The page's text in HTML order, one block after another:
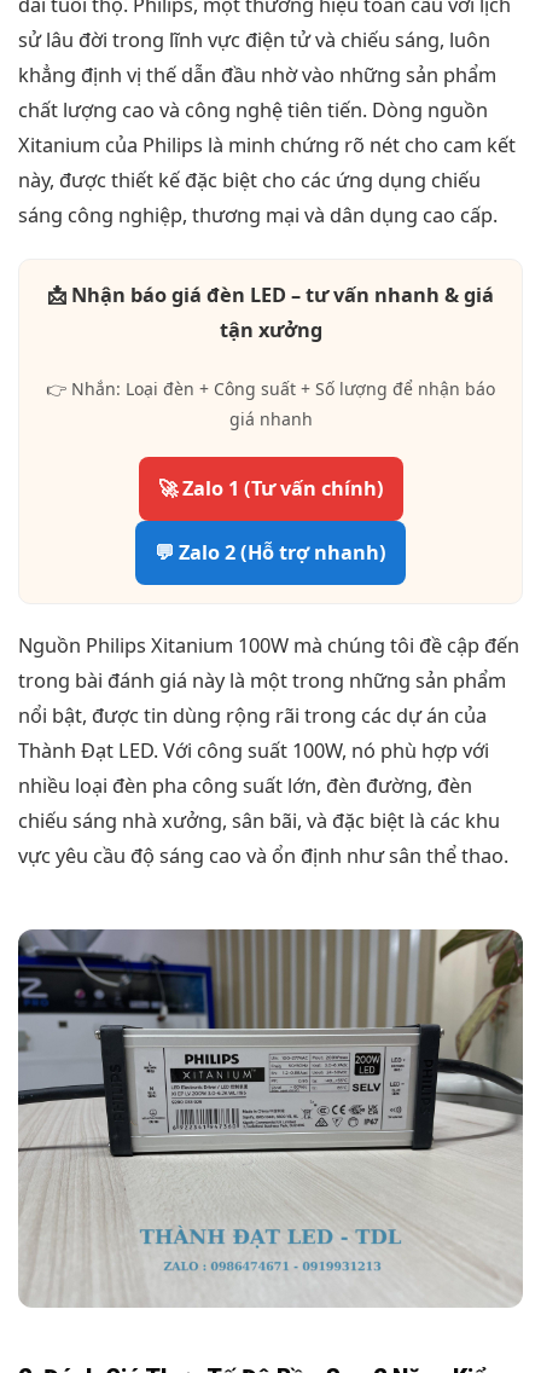
sử lâu đời trong lĩnh vực điện tử và chiếu sáng, luôn
khẳng định vị thế dẫn đầu nhờ vào những sản phẩm
chất lượng cao và công nghệ tiên tiến. Dòng nguồn
Xitanium của Philips là minh chứng rõ nét cho cam kết
này, được thiết kế đặc biệt cho các ứng dụng chiếu
sáng công nghiệp, thương mại và dân dụng cao cấp.
📩 Nhận báo giá đèn LED – tư vấn nhanh & giá
tận xưởng
👉 Nhắn: Loại đèn + Công suất + Số lượng để nhận báo
giá nhanh
🚀 Zalo 1 (Tư vấn chính)
💬 Zalo 2 (Hỗ trợ nhanh)
Nguồn Philips Xitanium 100W mà chúng tôi đề cập đến
trong bài đánh giá này là một trong những sản phẩm
nổi bật, được tin dùng rộng rãi trong các dự án của
Thành Đạt LED. Với công suất 100W, nó phù hợp với
nhiều loại đèn pha công suất lớn, đèn đường, đèn
chiếu sáng nhà xưởng, sân bãi, và đặc biệt là các khu
vực yêu cầu độ sáng cao và ổn định như sân thể thao.